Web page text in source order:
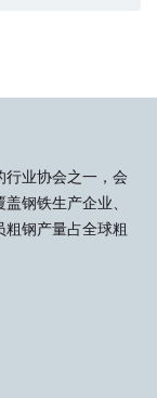
业协会之一，会
钢铁生产企业、
钢产量占全球粗